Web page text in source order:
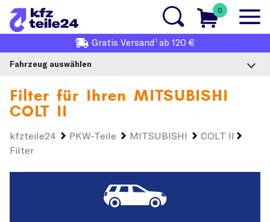
0
Gratis Versand1 ab 120 €
Fahrzeug auswählen
Filter für Ihren MITSUBISHI
COLT II
kfzteile24 PKW-Teile MITSUBISHI
COLT II
Filter